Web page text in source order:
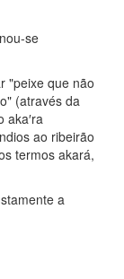
se
"peixe que não
(através da
aka′ra
ao ribeirão
termos akará,
a